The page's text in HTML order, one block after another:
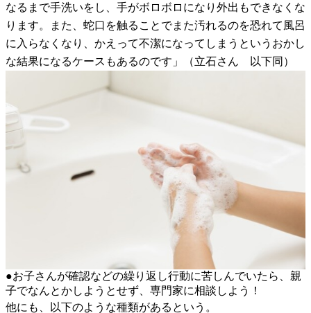
なるまで手洗いをし、手がボロボロになり外出もできなくな
ります。また、蛇口を触ることでまた汚れるのを恐れて風呂
に入らなくなり、かえって不潔になってしまうというおかし
な結果になるケースもあるのです」（立石さん 以下同）
●お子さんが確認などの繰り返し行動に苦しんでいたら、親
子でなんとかしようとせず、専門家に相談しよう！
他にも、以下のような種類があるという。